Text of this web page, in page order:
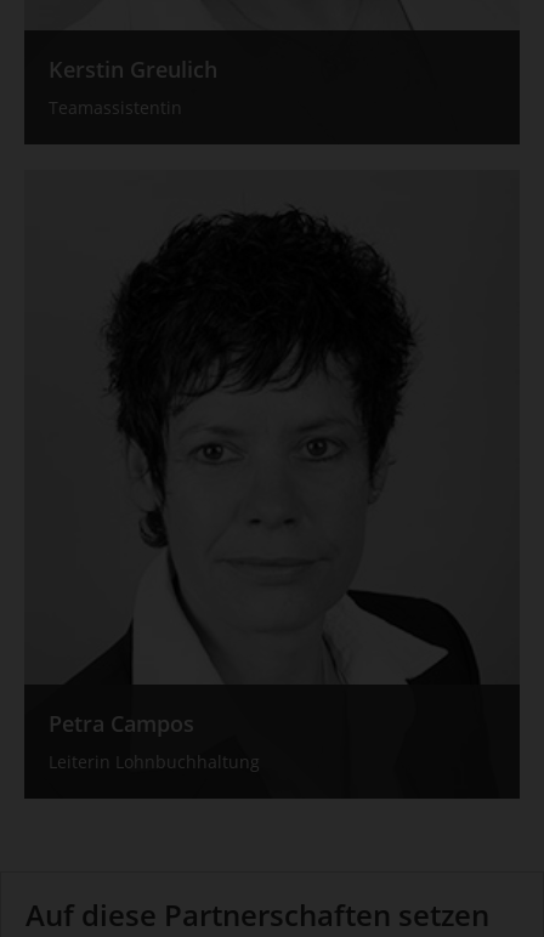
Kerstin Greulich
Teamassistentin
Petra Campos
Leiterin Lohnbuchhaltung
Auf diese Partnerschaften setzen